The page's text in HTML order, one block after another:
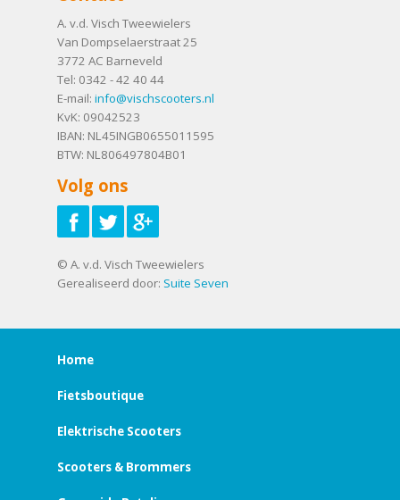
A. v.d. Visch Tweewielers
Van Dompselaerstraat 25
3772 AC Barneveld
Tel: 0342 - 42 40 44
E-mail: info@vischscooters.nl
KvK: 09042523
IBAN: NL45INGB0655011595
BTW: NL806497804B01
Volg ons
© A. v.d. Visch Tweewielers
Gerealiseerd door: Suite Seven
Home
Fietsboutique
Elektrische Scooters
Scooters & Brommers